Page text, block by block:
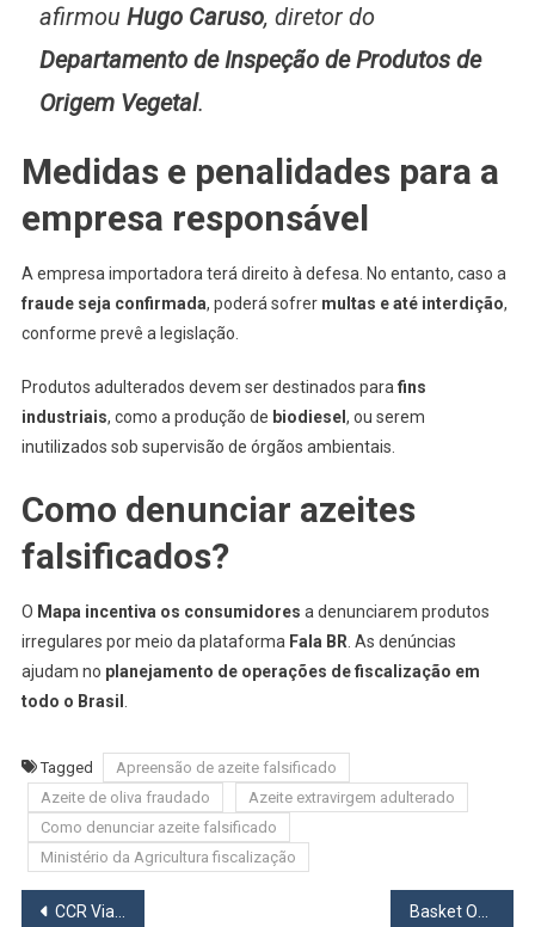
afirmou Hugo Caruso, diretor do
Departamento de Inspeção de Produtos de
Origem Vegetal.
Medidas e penalidades para a
empresa responsável
A empresa importadora terá direito à defesa. No entanto, caso a
fraude seja confirmada, poderá sofrer multas e até interdição,
conforme prevê a legislação.
Produtos adulterados devem ser destinados para fins
industriais, como a produção de biodiesel, ou serem
inutilizados sob supervisão de órgãos ambientais.
Como denunciar azeites
falsificados?
O Mapa incentiva os consumidores a denunciarem produtos
irregulares por meio da plataforma Fala BR . As denúncias
ajudam no planejamento de operações de fiscalização em
todo o Brasil
Tagged
Apreensão de azeite falsificado
Azeite de oliva fraudado
Azeite extravirgem adulterado
Como denunciar azeite falsificado
Ministério da Agricultura fiscalização
Navegação
CCR ViaOeste Realiza Lançamento de Vigas na Raposo Tavares (SP-270) em São Roque-SP